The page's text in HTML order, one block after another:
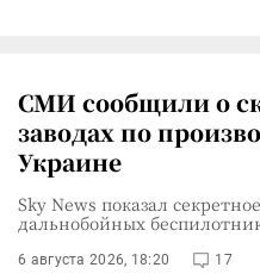
СМИ сообщили о
заводах по
Украине
Sky News показал
дальнобойных
6 августа 2026, 18:20 17